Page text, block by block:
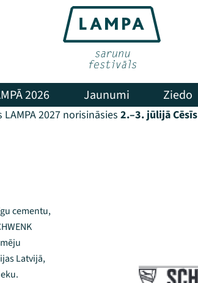
2026 Jaunumi Ziedo
2027 norisināsies 2.–3. jūlijā Cēsīs
cementu,
Latvijā,